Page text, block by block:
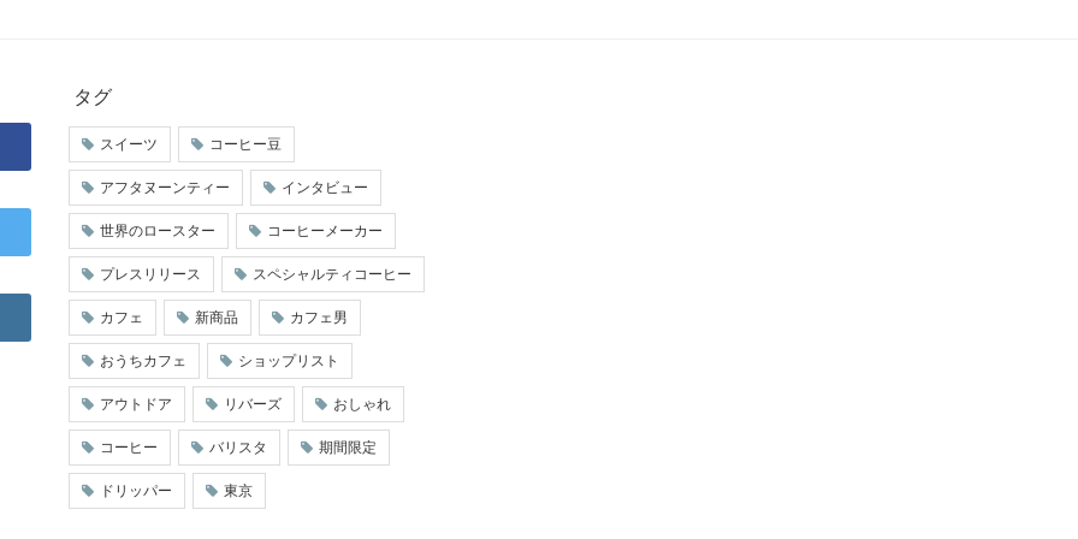
タグ
スイーツ コーヒー豆
アフタヌーンティー インタビュー
世界のロースター コーヒーメーカー
プレスリリース スペシャルティコーヒー
カフェ 新商品 カフェ男
おうちカフェ ショップリスト
アウトドア リバーズ おしゃれ
コーヒー バリスタ 期間限定
ドリッパー 東京